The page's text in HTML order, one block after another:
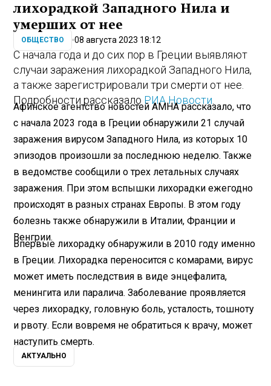
лихорадкой Западного Нила и
умерших от нее
ОБЩЕСТВО 08 августа 2023 18:12
С начала года и до сих пор в Греции выявляют
случаи заражения лихорадкой Западного Нила,
а также зарегистрировали три смерти от нее.
Подробности рассказало РИА Новости
Афинское агентство новостей АМНА рассказало, что
с начала 2023 года в Греции обнаружили 21 случай
заражения вирусом Западного Нила, из которых 10
эпизодов произошли за последнюю неделю. Также
в ведомстве сообщили о трех летальных случаях
заражения. При этом вспышки лихорадки ежегодно
происходят в разных странах Европы. В этом году
болезнь также обнаружили в Италии, Франции и
Венгрии.
Впервые лихорадку обнаружили в 2010 году именно
в Греции. Лихорадка переносится с комарами, вирус
может иметь последствия в виде энцефалита,
менингита или паралича. Заболевание проявляется
через лихорадку, головную боль, усталость, тошноту
и рвоту. Если вовремя не обратиться к врачу, может
наступить смерть.
АКТУАЛЬНО